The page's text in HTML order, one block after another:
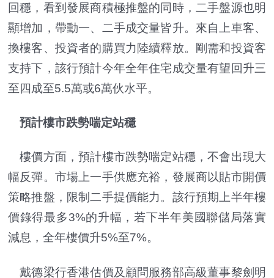
回穩，看到發展商積極推盤的同時，二手盤源也明
顯增加，帶動一、二手成交量皆升。來自上車客、
換樓客、投資者的購買力陸續釋放。剛需和投資客
支持下，該行預計今年全年住宅成交量有望回升三
至四成至5.5萬或6萬伙水平。
預計樓市跌勢喘定站穩
樓價方面，預計樓市跌勢喘定站穩，不會出現大
幅反彈。市場上一手供應充裕，發展商以貼市開價
策略推盤，限制二手提價能力。該行預期上半年樓
價錄得最多3%的升幅，若下半年美國聯儲局落實
減息，全年樓價升5%至7%。
戴德梁行香港估價及顧問服務部高級董事黎劍明